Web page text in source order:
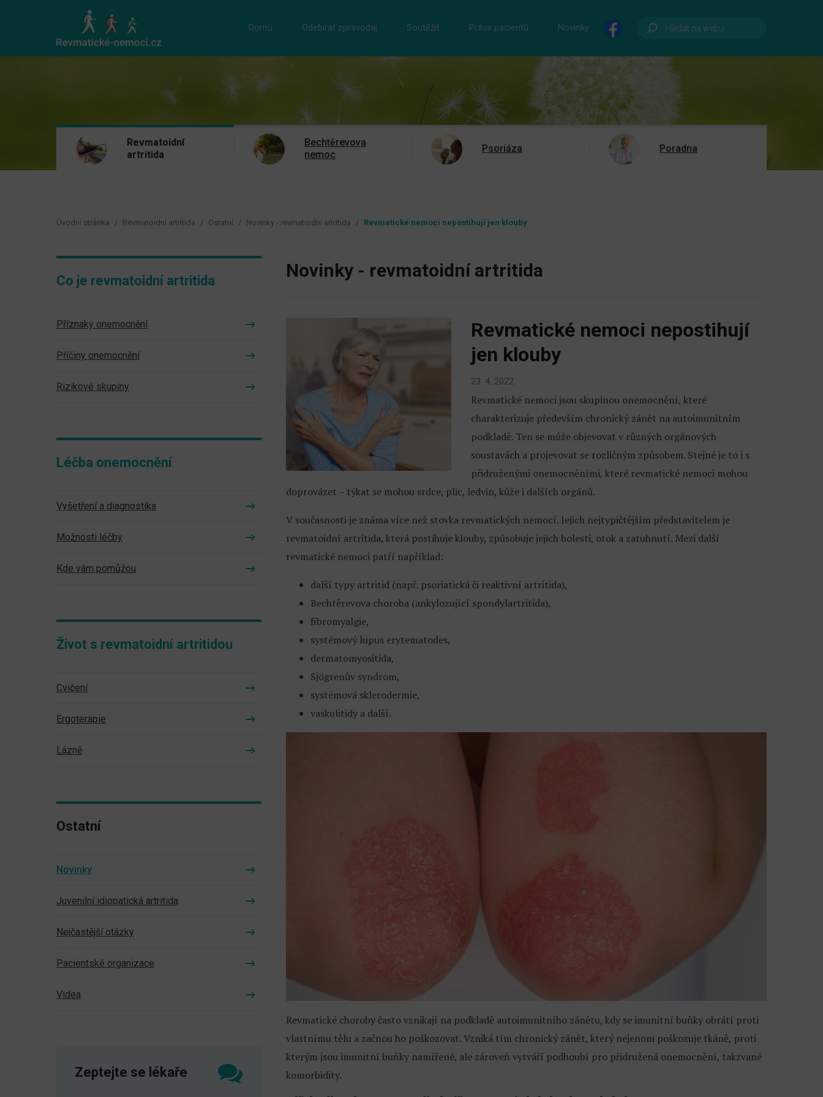
Domů Odebírat zpravodaj Soutěžit Práva pacientů Novinky
Revmatoidní
artritida
Bechtěrevova
nemoc
Psoriáza Poradna
Úvodní stránka Revmatoidní artritida Ostatní Novinky - revmatoidní artritida Revmatické nemoci nepostihují jen klouby
Novinky - revmatoidní artritida
Revmatické nemoci nepostihují
jen klouby
23. 4. 2022
Revmatické nemoci jsou skupinou onemocnění, které
charakterizuje především chronický zánět na autoimunitním
podkladě. Ten se může objevovat v různých orgánových
soustavách a projevovat se rozličným způsobem. Stejné je to i s
přidruženými onemocněními, které revmatické nemoci mohou
doprovázet – týkat se mohou srdce, plic, ledvin, kůže i dalších orgánů.
V současnosti je známa více než stovka revmatických nemocí. Jejich nejtypičtějším představitelem je
revmatoidní artritida, která postihuje klouby, způsobuje jejich bolesti, otok a zatuhnutí. Mezi další
revmatické nemoci patří například:
další typy artritid (např. psoriatická či reaktivní artritida),
Bechtěrevova choroba (ankylozující spondylartritida),
fibromyalgie,
systémový lupus erytematodes,
dermatomyositida,
Sjögrenův syndrom,
systémová sklerodermie,
vaskulitidy a další.
Revmatické choroby často vznikají na podkladě autoimunitního zánětu, kdy se imunitní buňky obrátí proti
vlastnímu tělu a začnou ho poškozovat. Vzniká tím chronický zánět, který nejenom poškozuje tkáně, proti
kterým jsou imunitní buňky namířené, ale zároveň vytváří podhoubí pro přidružená onemocnění, takzvané
komorbidity.
Co je revmatoidní artritida
Příznaky onemocnění
Příčiny onemocnění
Rizikové skupiny
Léčba onemocnění
Vyšetření a diagnostika
Možnosti léčby
Kde vám pomůžou
Život s revmatoidní artritidou
Cvičení
Ergoterapie
Lázně
Ostatní
Novinky
Juvenilní idiopatická artritida
Nejčastější otázky
Pacientské organizace
Videa
Zeptejte se lékaře